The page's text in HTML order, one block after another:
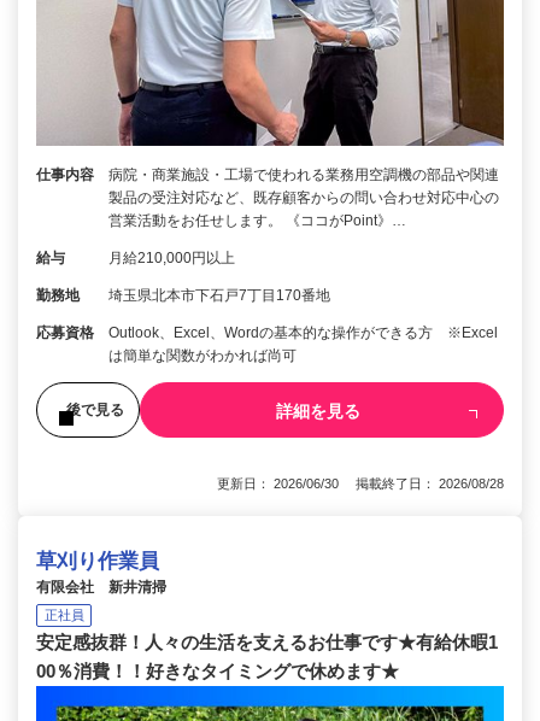
仕事内容
病院・商業施設・工場で使われる業務用空調機の部品や関連
製品の受注対応など、既存顧客からの問い合わせ対応中心の
営業活動をお任せします。 《ココがPoint》…
給与 月給210,000円以上
勤務地 埼玉県北本市下石戸7丁目170番地
応募資格
Outlook、Excel、Wordの基本的な操作ができる方 ※Excel
は簡単な関数がわかれば尚可
後で見る 詳細を見る
更新日： 2026/06/30 掲載終了日： 2026/08/28
草刈り作業員
有限会社 新井清掃
正社員
安定感抜群！人々の生活を支えるお仕事です★有給休暇1
00％消費！！好きなタイミングで休めます★